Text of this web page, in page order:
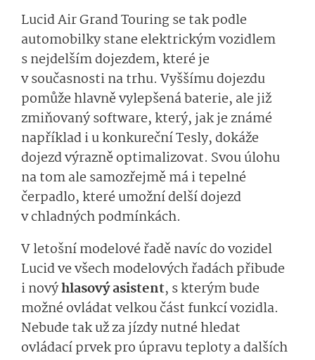
Lucid Air Grand Touring se tak podle
automobilky stane elektrickým vozidlem
s nejdelším dojezdem, které je
v současnosti na trhu. Vyššímu dojezdu
pomůže hlavně vylepšená baterie, ale již
zmiňovaný software, který, jak je známé
například i u konkureční Tesly, dokáže
dojezd výrazně optimalizovat. Svou úlohu
na tom ale samozřejmě má i tepelné
čerpadlo, které umožní delší dojezd
v chladných podmínkách.
V letošní modelové řadě navíc do vozidel
Lucid ve všech modelových řadách přibude
i novýhlasový asistent, s kterým bude
možné ovládat velkou část funkcí vozidla.
Nebude tak už za jízdy nutné hledat
ovládací prvek pro úpravu teploty a dalších